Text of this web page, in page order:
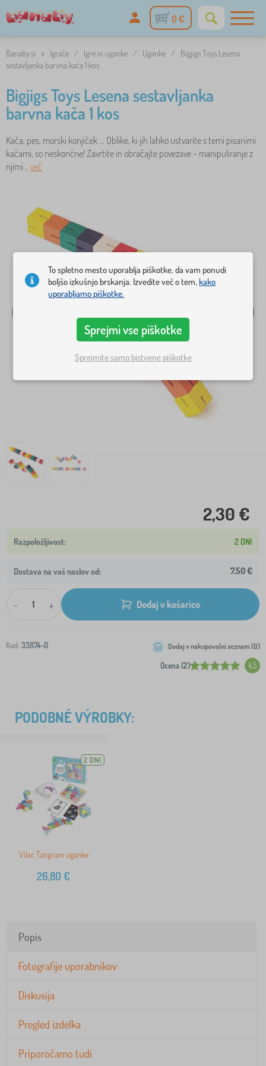
0 €
Banaby.si » Igrače / Igre in uganke / Uganke /
Bigjigs Toys Lesena
sestavljanka barvna kača 1 kos
Bigjigs Toys Lesena sestavljanka
barvna kača 1 kos
Kača, pes, morski konjiček ... Oblike, ki jih lahko ustvarite s temi pisanimi
kačami, so neskončne! Zavrtite in obračajte povezave – manipuliranje z
njimi .. več
2,30 €
2 DNI
Dostava na vaš naslov od: 7,50 €
- + Dodaj v košarico
Kod: 33874-0
Ocena (2) 4.5
Dodaj v nakupovalni seznam (0)
PODOBNÉ VÝROBKY:
2 DNI
Vilac Tangram uganke
26,80 €
Popis
Fotografije uporabnikov
Diskusija
Pregled izdelka
Priporočamo tudi
To spletno mesto uporablja piškotke, da vam ponudi
boljšo izkušnjo brskanja. Izvedite več o tem,kako
uporabljamo piškotke.
Sprejmi vse piškotke
Sprejmite samo bistvene piškotke